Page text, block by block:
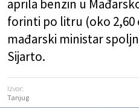
aprila benzin u
forinti po litru (oko 2,60
mađarski ministar
Sijarto.
Izvor:
Tanjug